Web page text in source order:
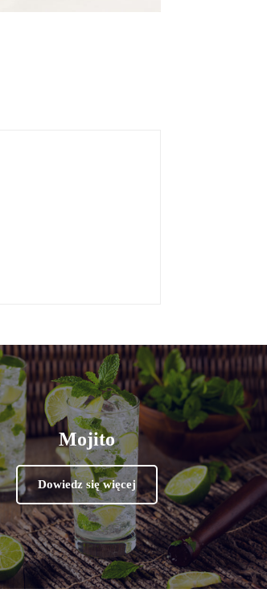
Mojito
Dowiedz się więcej